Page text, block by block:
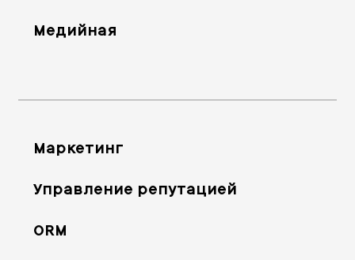
Медийная
Маркетинг
Управление репутацией
ORM